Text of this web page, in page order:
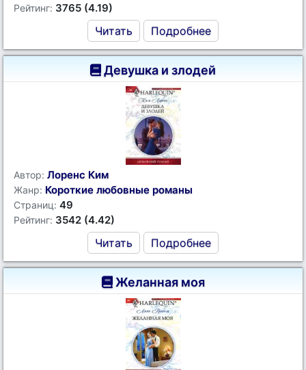
Рейтинг: 3765 (4.19)
Читать Подробнее
Девушка и злодей
Автор: Лоренс Ким
Жанр: Короткие любовные романы
Страниц: 49
Рейтинг: 3542 (4.42)
Читать Подробнее
Желанная моя